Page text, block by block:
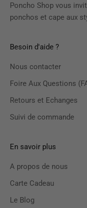
Poncho Shop vous
ponchos et cape aux
Besoin d'aide ?
Nous contacter
Foire Aux Questions
Retours et Echanges
Suivi de commande
En savoir plus
A propos de nous
Carte Cadeau
Le Blog